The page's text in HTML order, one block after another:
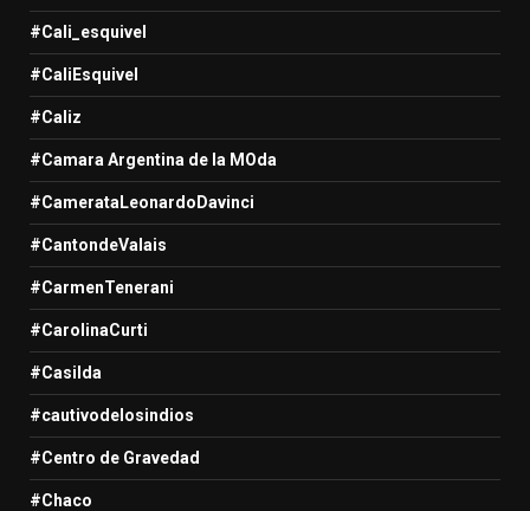
#Cali_esquivel
#CaliEsquivel
#Caliz
#Camara Argentina de la MOda
#CamerataLeonardoDavinci
#CantondeValais
#CarmenTenerani
#CarolinaCurti
#Casilda
#cautivodelosindios
#Centro de Gravedad
#Chaco